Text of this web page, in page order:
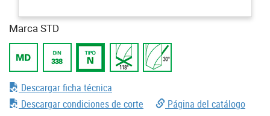
Marca STD
Descargar ficha técnica
Descargar condiciones de corte
Página del catálogo